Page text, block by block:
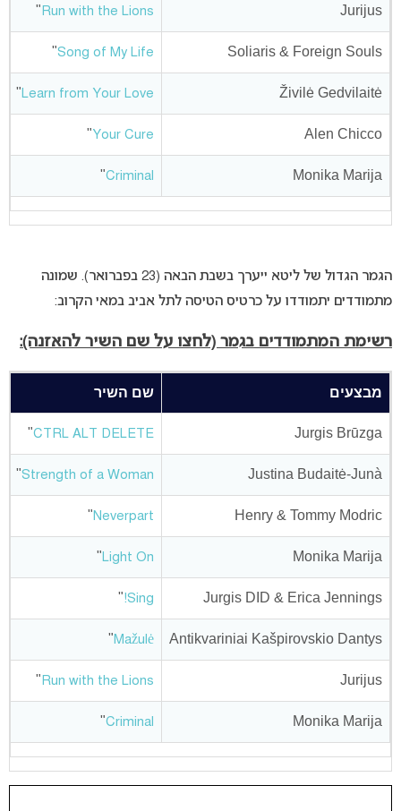
Jurijus
Run with the Lions
"
Soliaris & Foreign Souls
Song of My Life
"
Živilė Gedvilaitė
Learn from Your Love
"
Alen Chicco
Your Cure
"
Monika Marija
Criminal
"
הגמר הגדול של ליטא ייערך בשבת הבאה (23 בפברואר). שמונה
מתמודדים יתמודדו על כרטיס הטיסה לתל אביב במאי הקרוב:
רשימת המתמודדים בגמר (לחצו על שם השיר להאזנה):
מבצעים שם השיר
Jurgis Brūzga
CTRL ALT DELETE
"
Justina Budaitė-Junà
Strength of a Woman
"
Henry & Tommy Modric
Neverpart
"
Monika Marija
Light On
"
Jurgis DID & Erica Jennings
Sing!
"
Antikvariniai Kašpirovskio Dantys
Mažulė
"
Jurijus
Run with the Lions
"
Monika Marija
Criminal
"